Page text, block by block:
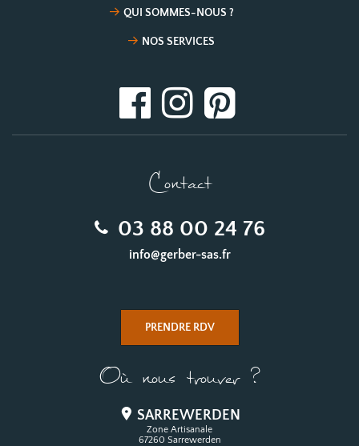
QUI SOMMES-NOUS ?
NOS SERVICES
Contact
03 88 00 24 76
info@gerber-sas.fr
PRENDRE RDV
Où nous trouver ?
SARREWERDEN
Zone Artisanale
67260 Sarrewerden